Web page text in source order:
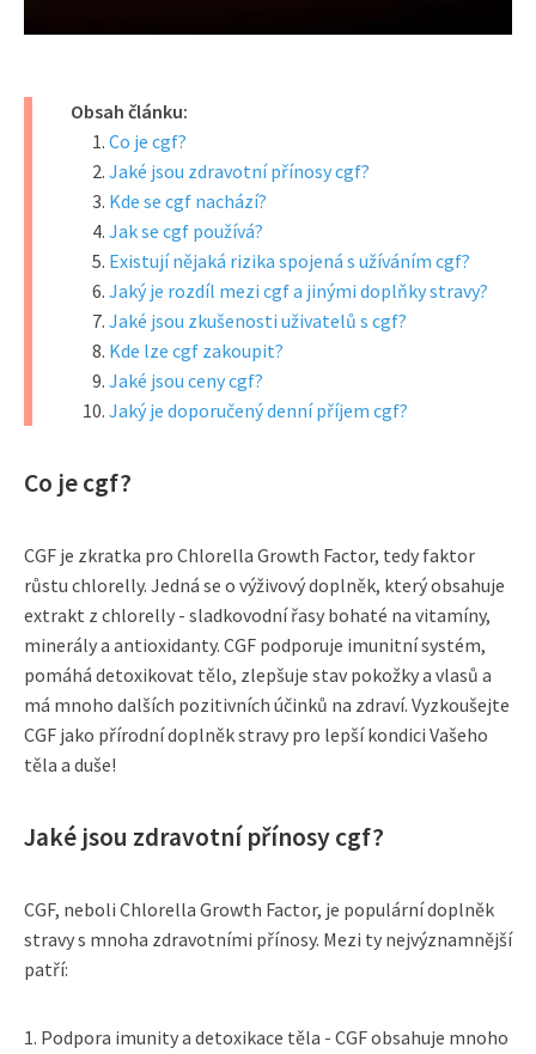
Obsah článku:
Co je cgf?
Jaké jsou zdravotní přínosy cgf?
Kde se cgf nachází?
Jak se cgf používá?
Existují nějaká rizika spojená s užíváním cgf?
Jaký je rozdíl mezi cgf a jinými doplňky stravy?
Jaké jsou zkušenosti uživatelů s cgf?
Kde lze cgf zakoupit?
Jaké jsou ceny cgf?
Jaký je doporučený denní příjem cgf?
Co je cgf?
CGF je zkratka pro Chlorella Growth Factor, tedy faktor
růstu chlorelly. Jedná se o výživový doplněk, který obsahuje
extrakt z chlorelly - sladkovodní řasy bohaté na vitamíny,
minerály a antioxidanty. CGF podporuje imunitní systém,
pomáhá detoxikovat tělo, zlepšuje stav pokožky a vlasů a
má mnoho dalších pozitivních účinků na zdraví. Vyzkoušejte
CGF jako přírodní doplněk stravy pro lepší kondici Vašeho
těla a duše!
Jaké jsou zdravotní přínosy cgf?
CGF, neboli Chlorella Growth Factor, je populární doplněk
stravy s mnoha zdravotními přínosy. Mezi ty nejvýznamnější
patří:
1. Podpora imunity a detoxikace těla - CGF obsahuje mnoho